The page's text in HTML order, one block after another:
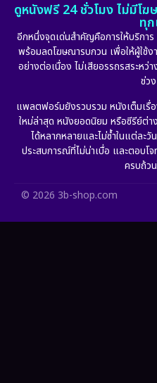
Film
Gothic
HBO GO
HBO Max
Healing
Heist
ดูหนังฟรี 24 ชั่วโมง ไม่มีโ
ทุ
อีกหนึ่งจุดเด่นสำคัญคือการให้บริกา
พร้อมลดโฆษณารบกวน เพื่อให้ผู้ใช้ง
อย่างต่อเนื่อง ไม่เสียอรรถรสระหว่
ช่ว
แพลตฟอร์มยังรวบรวม หนังเต็มเรื่
ใหม่ล่าสุด หนังยอดนิยม หรือซีรีย์ต่า
ได้หลากหลายและไม่ซ้ำในแต่ละ
ประสบการณ์ที่ไม่น่าเบื่อ และตอบโ
ครบถ้ว
© 2026 3b-shop.com